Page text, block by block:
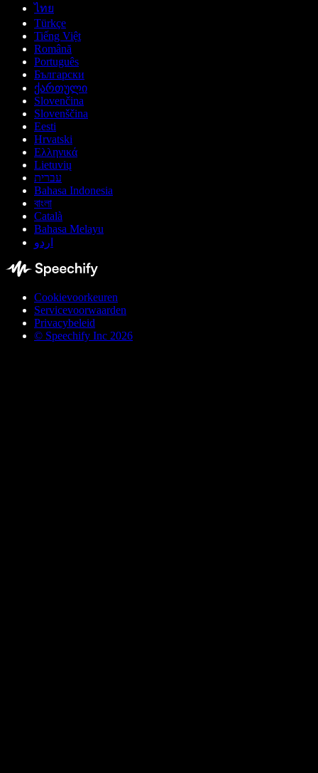
ไทย
Türkçe
Tiếng Việt
Română
Português
Български
ქართული
Slovenčina
Slovenščina
Eesti
Hrvatski
Ελληνικά
Lietuvių
עברית
Bahasa Indonesia
বাংলা
Català
Bahasa Melayu
اردو
Cookievoorkeuren
Servicevoorwaarden
Privacybeleid
© Speechify Inc 2026